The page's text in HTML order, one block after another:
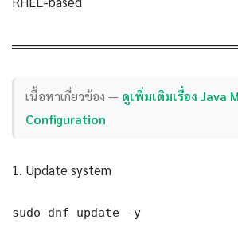
เนื้อหาเกี่ยวข้อง — ดูเพิ่มเติมเรื่อง Java
Configuration
1. Update system
sudo dnf update -y